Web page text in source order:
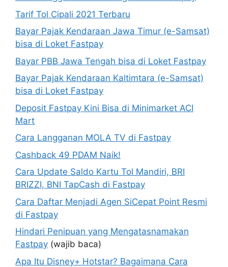
Tarif Tol Cipali 2021 Terbaru
Bayar Pajak Kendaraan Jawa Timur (e-Samsat)
bisa di Loket Fastpay
Bayar PBB Jawa Tengah bisa di Loket Fastpay
Bayar Pajak Kendaraan Kaltimtara (e-Samsat)
bisa di Loket Fastpay
Deposit Fastpay Kini Bisa di Minimarket ACI
Mart
Cara Langganan MOLA TV di Fastpay
Cashback 49 PDAM Naik!
Cara Update Saldo Kartu Tol Mandiri, BRI
BRIZZI, BNI TapCash di Fastpay
Cara Daftar Menjadi Agen SiCepat Point Resmi
di Fastpay
Hindari Penipuan yang Mengatasnamakan
Fastpay (wajib baca)
Apa Itu Disney+ Hotstar? Bagaimana Cara